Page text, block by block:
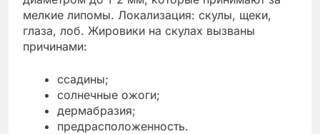
мелкие липомы. Локализация: скулы, щеки,
глаза, лоб. Жировики на скулах вызваны
причинами:
ссадины;
солнечные ожоги;
дермабразия;
предрасположенность.